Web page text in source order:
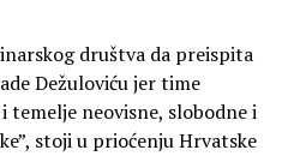
društva da preispita
Dežuloviću jer time
neovisne, slobodne i
stoji u prioćenju Hrvatske